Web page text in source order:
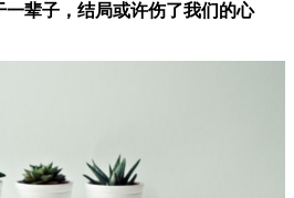
辈子，结局或许伤了我们的心